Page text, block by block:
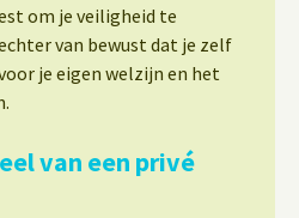
om je veiligheid te
van bewust dat je zelf
je eigen welzijn en het
van een privé